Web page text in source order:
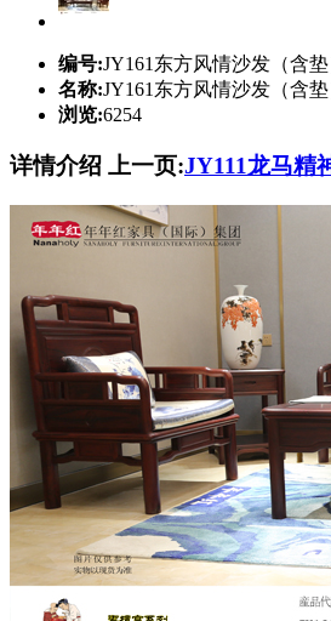
编号:JY161东方风情沙发（含垫
名称:JY161东方风情沙发（含垫
浏览:6254
详情介绍 上一页:JY111龙马精